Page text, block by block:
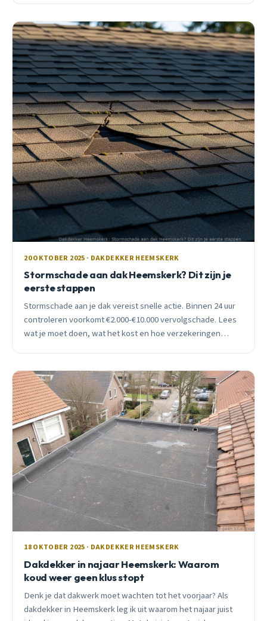
20 OKTOBER 2025 · DAKDEKKER HEEMSKERK
Stormschade aan dak Heemskerk? Dit zijn je
eerste stappen
Stormschade aan je dak vereist snelle actie. Binnen 24 uur
controleren voorkomt €2.000-€10.000 vervolgschade. Lees
wat je moet doen, wat het kost en hoe verzekeringen
18 OKTOBER 2025 · DAKDEKKER HEEMSKERK
Dakdekker in najaar Heemskerk: Waarom
koud weer geen klus stopt
Denk je dat dakwerk moet wachten tot het voorjaar? Als
dakdekker in Heemskerk leg ik uit waarom het najaar juist